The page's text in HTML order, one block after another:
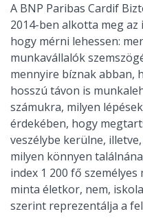
A BNP Paribas Cardif
2014-ben alkotta meg
hogy mérni lehessen:
munkavállalók
mennyire bíznak abban,
hosszú távon is
számukra, milyen
érdekében, hogy
veszélybe kerülne,
milyen könnyen
index 1 200 fő
minta életkor, nem,
szerint reprezentálja a